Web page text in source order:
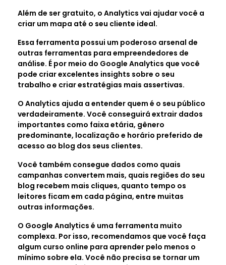
Além de ser gratuito, o Analytics vai ajudar você a
criar um mapa até o seu cliente ideal.
Essa ferramenta possui um poderoso arsenal de
outras ferramentas para empreendedores de
análise. É por meio do Google Analytics que você
pode criar excelentes insights sobre o seu
trabalho e criar estratégias mais assertivas.
O Analytics ajuda a entender quem é o seu público
verdadeiramente. Você conseguirá extrair dados
importantes como faixa etária, gênero
predominante, localização e horário preferido de
acesso ao blog dos seus clientes.
Você também consegue dados como quais
campanhas convertem mais, quais regiões do seu
blog recebem mais cliques, quanto tempo os
leitores ficam em cada página, entre muitas
outras informações.
O Google Analytics é uma ferramenta muito
complexa. Por isso, recomendamos que você faça
algum curso online para aprender pelo menos o
mínimo sobre ela. Você não precisa se tornar um